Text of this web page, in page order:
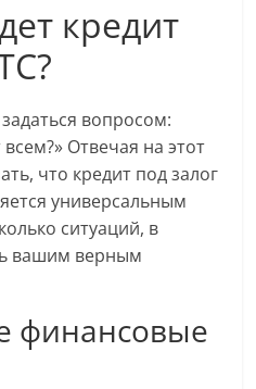
кредит
вопросом:
Отвечая на этот
что кредит под залог
универсальным
ситуаций, в
вашим верным
финансовые